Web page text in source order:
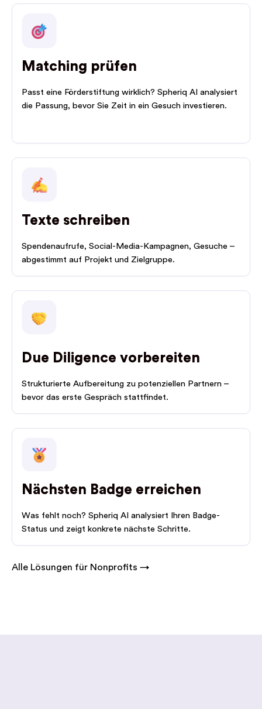
Matching prüfen
Passt eine Förderstiftung wirklich? Spheriq AI analysiert
die Passung, bevor Sie Zeit in ein Gesuch investieren.
Texte schreiben
Spendenaufrufe, Social-Media-Kampagnen, Gesuche –
abgestimmt auf Projekt und Zielgruppe.
Due Diligence vorbereiten
Strukturierte Aufbereitung zu potenziellen Partnern –
bevor das erste Gespräch stattfindet.
Nächsten Badge erreichen
Was fehlt noch? Spheriq AI analysiert Ihren Badge-
Status und zeigt konkrete nächste Schritte.
Alle Lösungen für Nonprofits →